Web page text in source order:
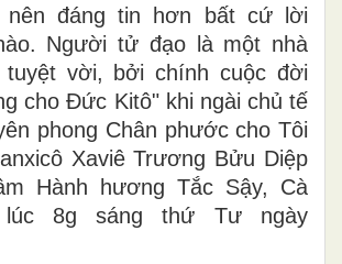
đáng tin hơn bất cứ lời
Người tử đạo là một nhà
tuyệt vời, bởi chính cuộc đời
cho Đức Kitô" khi ngài chủ tế
phong Chân phước cho Tôi
Xaviê Trương Bửu Diệp
Hành hương Tắc Sậy, Cà
lúc 8g sáng thứ Tư ngày